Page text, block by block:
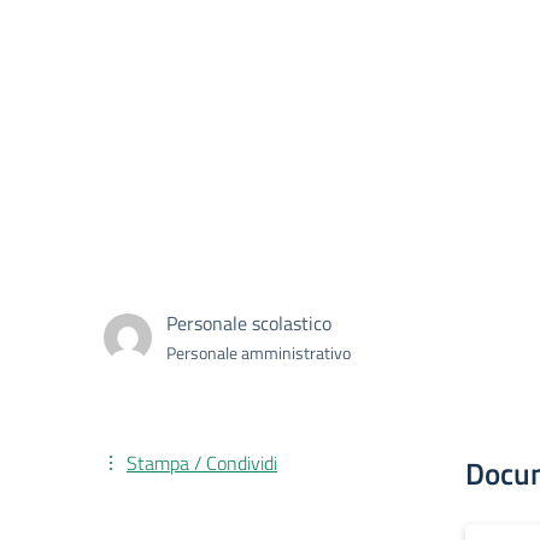
Personale scolastico
Personale amministrativo
Stampa / Condividi